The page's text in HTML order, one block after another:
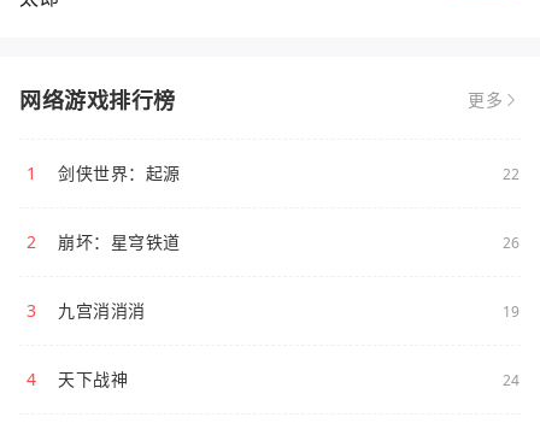
网络游戏排行榜 更多
1 剑侠世界：起源 22
2 崩坏：星穹铁道 26
3 九宫消消消 19
4 天下战神 24